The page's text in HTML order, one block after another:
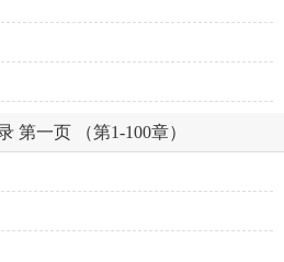
第一页 （第1-100章）